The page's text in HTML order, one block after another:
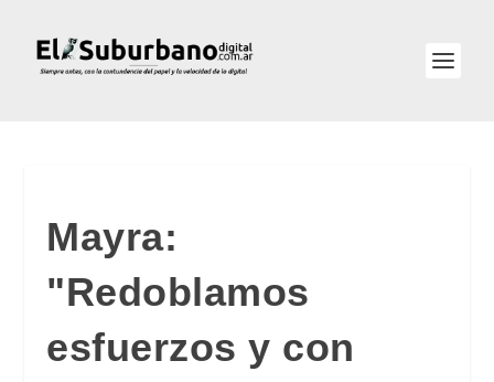
Mayra:
"Redoblamos
esfuerzos y con